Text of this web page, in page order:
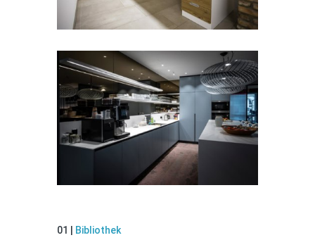
01 |
Bibliothek